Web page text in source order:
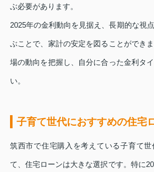
ぶ必要があります。
2025年の金利動向を見据え、長期的な視
ぶことで、家計の安定を図ることができ
場の動向を把握し、自分に合った金利タ
い。
子育て世代におすすめの住宅
筑西市で住宅購入を考えている子育て世
て、住宅ローンは大きな選択です。特に